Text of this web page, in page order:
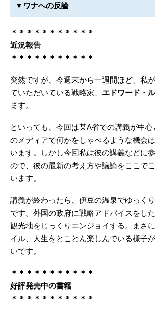
▼ワナへの反論
＊＊＊＊＊＊＊＊＊＊＊
近況報告
＊＊＊＊＊＊＊＊＊＊＊
突然ですが、今週末から一週間ほど、私
ていただいている戦略家、 エドワード・
ます。
といっても、今回は某A省での講義が中
のメディアで何かをしゃべるような機会
います。しかし今回私は彼の講義などに
ので、彼の最新の考え方や議論をここで
います。
講義が終わったら、伊豆の温泉でゆっく
です。外国の政府に戦略アドバイスをし
観光地をじっくりエンジョイする。まさ
イル、人生をとことん楽しんでいる様子
いです。
＊＊＊＊＊＊＊＊＊＊＊
好評発売中の書籍
＊＊＊＊＊＊＊＊＊＊＊